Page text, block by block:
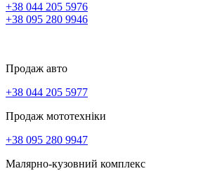
+38 044 205 5976
+38 095 280 9946
Продаж авто
+38 044 205 5977
Продаж мототехніки
+38 095 280 9947
Малярно-кузовний комплекс